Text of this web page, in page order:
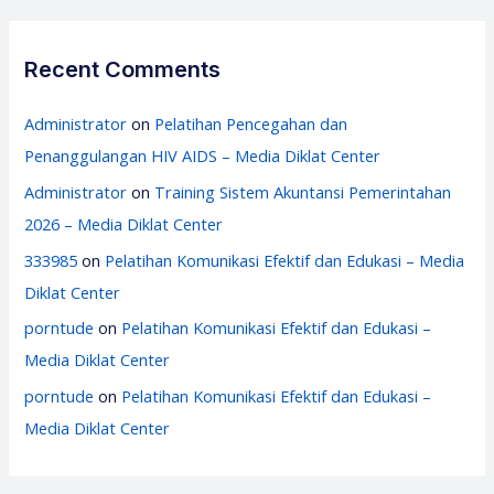
Recent Comments
Administrator on Pelatihan Pencegahan dan
Penanggulangan HIV AIDS – Media Diklat Center
Administrator on Training Sistem Akuntansi Pemerintahan
2026 – Media Diklat Center
333985 on Pelatihan Komunikasi Efektif dan Edukasi – Media
Diklat Center
porntude on Pelatihan Komunikasi Efektif dan Edukasi –
Media Diklat Center
porntude on Pelatihan Komunikasi Efektif dan Edukasi –
Media Diklat Center